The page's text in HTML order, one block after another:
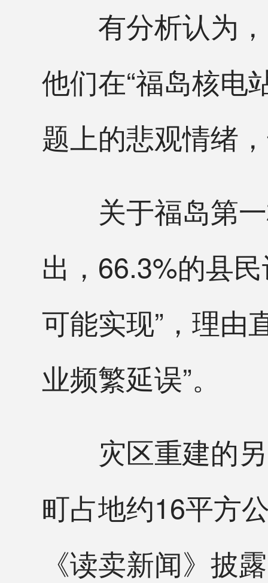
有分析认为，
他们在“福岛核电
题上的悲观情绪
关于福岛第一
出，66.3%的县
可能实现”，理由
业频繁延误”。
灾区重建的另
町占地约16平方
《读卖新闻》披